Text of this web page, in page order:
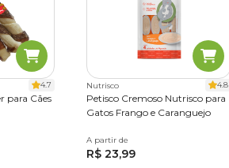
4.7
para Cães
Nutrisco 4.8
Petisco Cremoso Nutrisco para
Gatos Frango e Caranguejo
56 g
A partir de
R$ 23,99